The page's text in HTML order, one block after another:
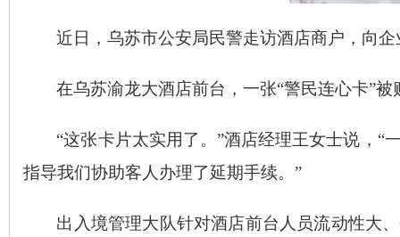
近日，乌苏市公安局民警走访酒店商户，向
在乌苏渝龙大酒店前台，一张“警民连心卡”
“这张卡片太实用了。”酒店经理王女士说，
指导我们协助客人办理了延期手续。”
出入境管理大队针对酒店前台人员流动性大